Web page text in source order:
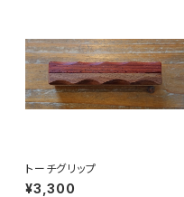
トーチグリップ
¥3,300